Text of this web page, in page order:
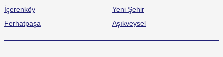
İçerenköy
Yeni Şehir
Ferhatpaşa
Aşıkveysel